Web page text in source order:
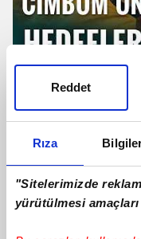
Rıza
"Sitelerimizde
yürütülmesi
Reddet
Camavinga
Hamlesi!